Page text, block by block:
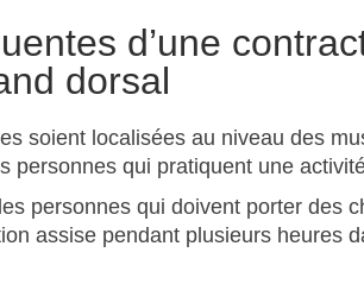
d’une
dorsal
soient localisées au niveau des
personnes qui pratiquent une
personnes qui doivent porter des
assise pendant plusieurs heures